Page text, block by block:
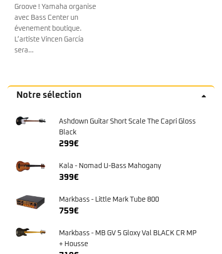
Notre sélection
299€
399 €
Markbass - Little Mark Tube 800
Markbass - MB GV 5 Gloxy Val BLACK CR MP
719 €
Mid'80s Japon N°5101312
475